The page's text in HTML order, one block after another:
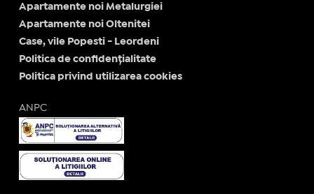
Apartamente noi Metalurgiei
Apartamente noi Oltenitei
Case, vile Popesti - Leordeni
Politica de confidențialitate
Politica privind utilizarea cookies
ANPC